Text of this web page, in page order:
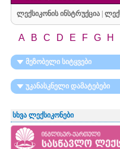
ლექსიკონის ინსტრუქცია|
A B C D E F G H
მეზობელი სიტყვები
უკანასკნელი დამატებები
სხვა ლექსიკონები